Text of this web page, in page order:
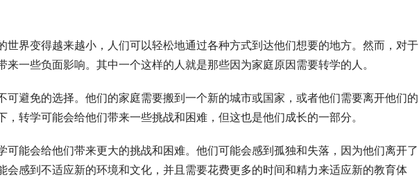
世界变得越来越小，人们可以轻松地通过各种方式到达他们想要的地方。然而，对于
一些负面影响。其中一个这样的人就是那些因为家庭原因需要转学的人。
可避免的选择。他们的家庭需要搬到一个新的城市或国家，或者他们需要离开他们的
转学可能会给他们带来一些挑战和困难，但这也是他们成长的一部分。
可能会给他们带来更大的挑战和困难。他们可能会感到孤独和失落，因为他们离开了
会感到不适应新的环境和文化，并且需要花费更多的时间和精力来适应新的教育体